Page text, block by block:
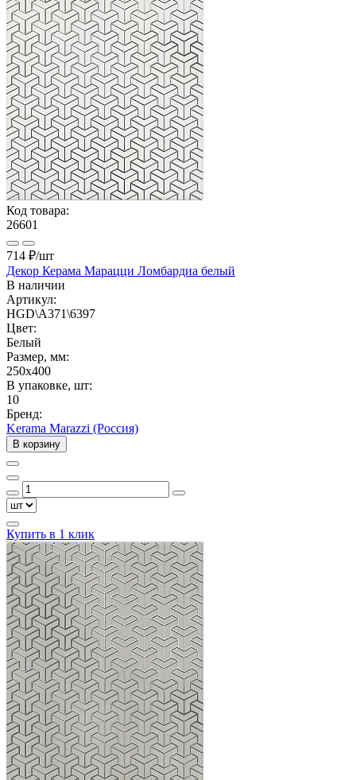
Код товара:
26601
714 ₽/шт
Декор Керама Марацци Ломбардиа белый
В наличии
Артикул:
HGD\A371\6397
Цвет:
Белый
Размер, мм:
250x400
В упаковке, шт:
10
Бренд:
Kerama Marazzi (Россия)
В корзину
Купить в 1 клик